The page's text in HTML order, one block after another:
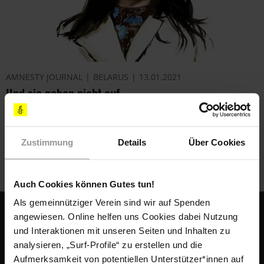
Zustimmung Details Über Cookies
Auch Cookies können Gutes tun!
Als gemeinnütziger Verein sind wir auf Spenden
angewiesen. Online helfen uns Cookies dabei Nutzung
und Interaktionen mit unseren Seiten und Inhalten zu
analysieren, „Surf-Profile“ zu erstellen und die
Aufmerksamkeit von potentiellen Unterstützer*innen auf
AMNESTY JOURNAL BELARUS 13.01.2021
Und sie geben nicht auf
Drei Porträts von Aktivistinnen und Aktivisten, die sich gegen
Fußbereich
KONTAKT & FAQ
IMPRESSUM
NEWSLETTER